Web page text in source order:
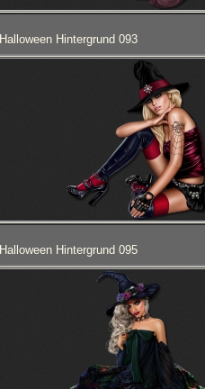
Halloween Hintergrund 093
Halloween Hintergrund 095